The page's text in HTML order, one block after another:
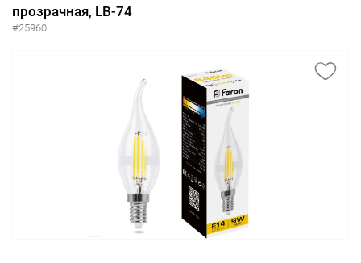
прозрачная, LB-74
#25960